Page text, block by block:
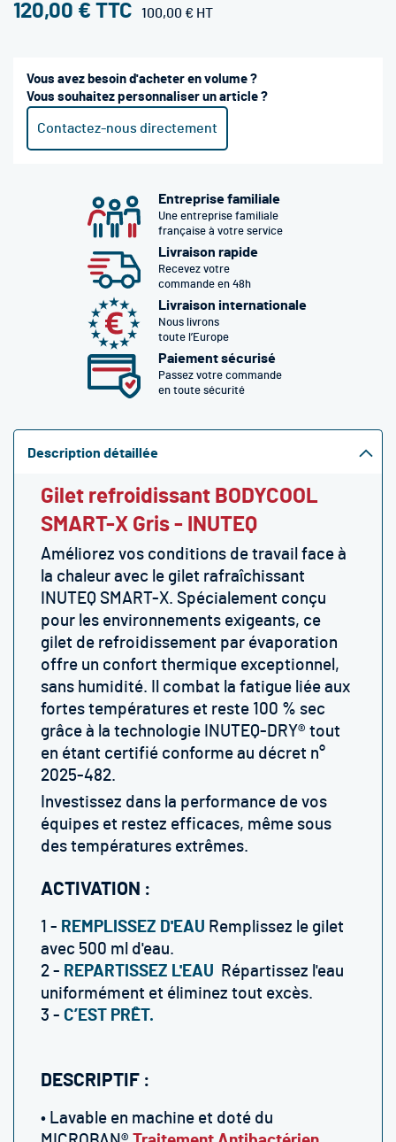
120,00 € 100,00 €
Vous avez besoin d'acheter en volume ?
Vous souhaitez personnaliser un article ?
Contactez-nous directement
Entreprise familiale
Une entreprise familiale
française à votre service
Livraison rapide
Recevez votre
commande en 48h
Livraison internationale
Nous livrons
toute l’Europe
Paiement sécurisé
Passez votre commande
en toute sécurité
Description détaillée
Gilet refroidissant BODYCOOL
SMART-X Gris - INUTEQ
Améliorez vos conditions de travail face à
la chaleur avec le gilet rafraîchissant
INUTEQ SMART-X. Spécialement conçu
pour les environnements exigeants, ce
gilet de refroidissement par évaporation
offre un confort thermique exceptionnel,
sans humidité. Il combat la fatigue liée aux
fortes températures et reste 100 % sec
grâce à la technologie INUTEQ-DRY® tout
en étant certifié conforme au décret n°
2025-482.
Investissez dans la performance de vos
équipes et restez efficaces, même sous
des températures extrêmes.
ACTIVATION :
1 - REMPLISSEZ D'EAU Remplissez le gilet
avec 500 ml d'eau.
2 - REPARTISSEZ L'EAU Répartissez l'eau
uniformément et éliminez tout excès.
3 - C’EST PRÊT.
DESCRIPTIF :
• Lavable en machine et doté du